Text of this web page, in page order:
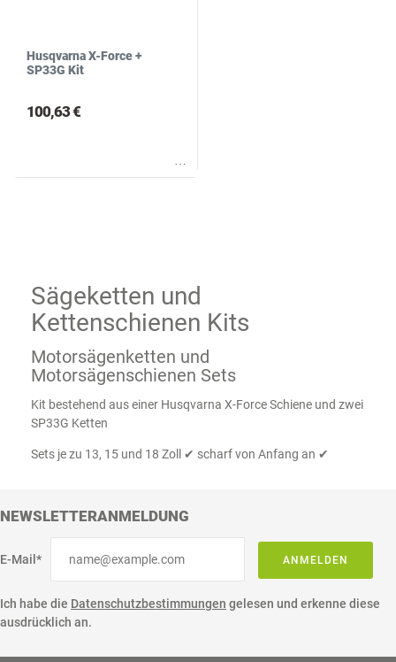
Husqvarna X-Force +
SP33G Kit
100,63 €
Sägeketten und
Kettenschienen Kits
Motorsägenketten und
Motorsägenschienen Sets
Kit bestehend aus einer Husqvarna X-Force Schiene und zwei
SP33G Ketten
Sets je zu 13, 15 und 18 Zoll ✔ scharf von Anfang an ✔
NEWSLETTERANMELDUNG
E-Mail* ANMELDEN
Ich habe die Datenschutzbestimmungen gelesen und erkenne diese
ausdrücklich an.